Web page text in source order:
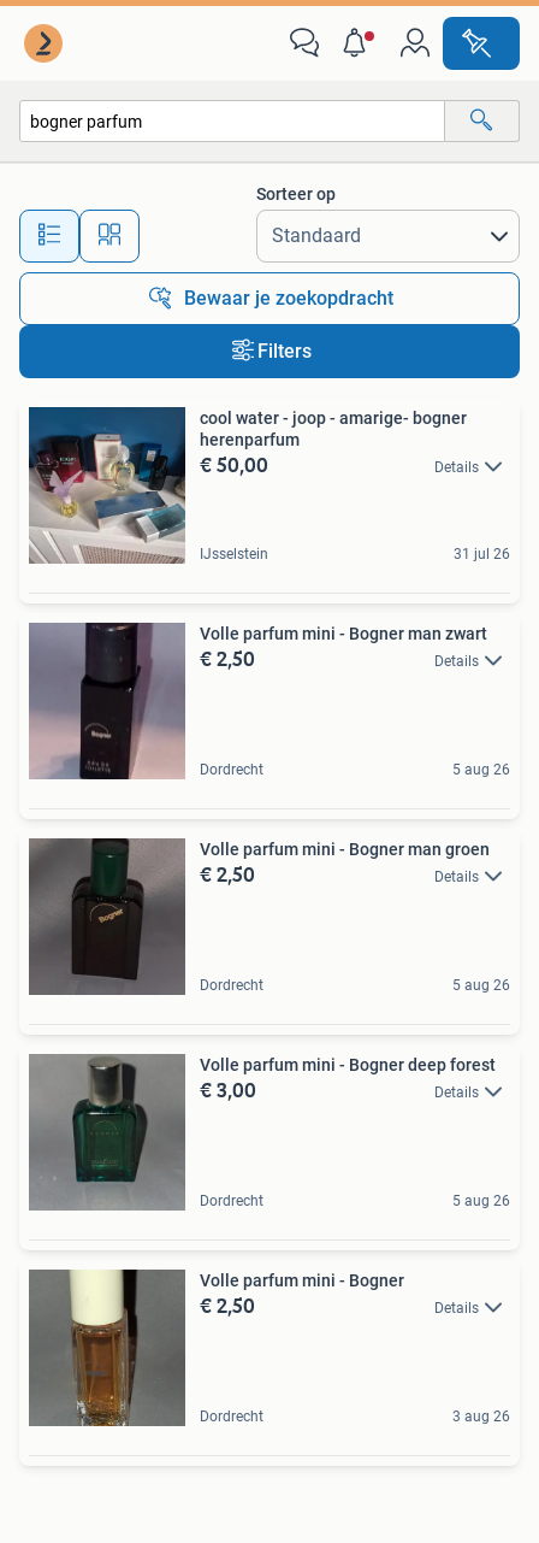
Alle afstanden…
Sorteer op
Bewaar je zoekopdracht
Filters
cool water - joop - amarige- bogner
herenparfum
€ 50,00 Details
IJsselstein 31 jul 26
Volle parfum mini - Bogner man zwart
€ 2,50 Details
Dordrecht 5 aug 26
Volle parfum mini - Bogner man groen
€ 2,50 Details
Dordrecht 5 aug 26
Volle parfum mini - Bogner deep forest
€ 3,00 Details
Dordrecht 5 aug 26
Volle parfum mini - Bogner
€ 2,50 Details
Dordrecht 3 aug 26